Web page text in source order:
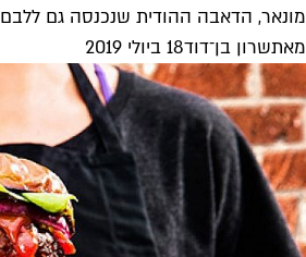
מונאר, הדאבה ההודית שנכנסה גם
מאתשרון בן־דוד18 ביולי 2019